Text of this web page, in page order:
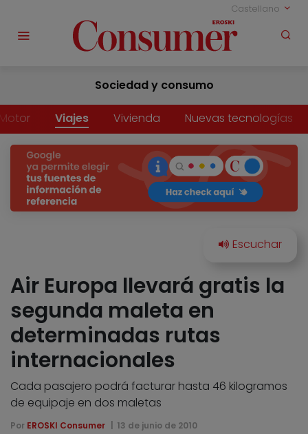
Castellano
Sociedad y consumo
Viajes Vivienda Nuevas tecnologías
Air Europa llevará gratis la
segunda maleta en
determinadas rutas
internacionales
Cada pasajero podrá facturar hasta 46 kilogramos
de equipaje en dos maletas
Por EROSKI Consumer 13 de junio de 2010